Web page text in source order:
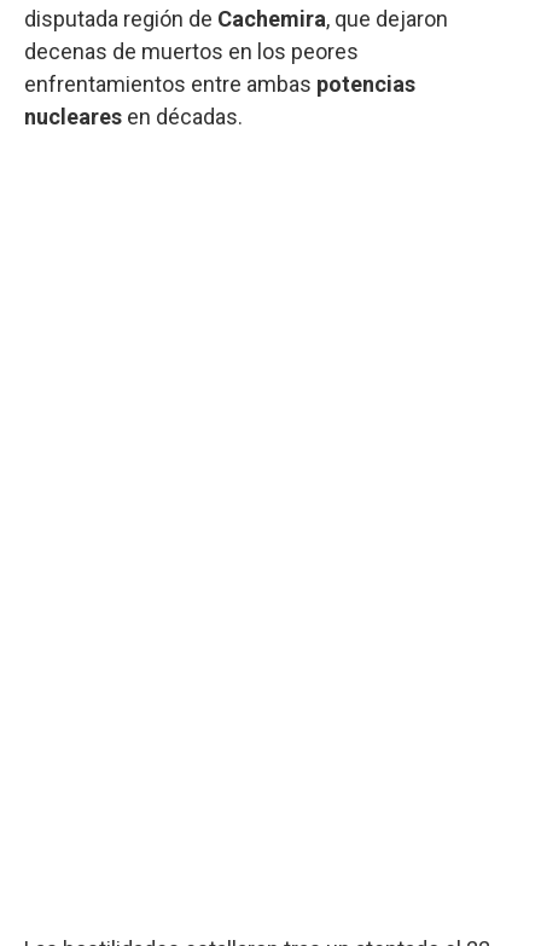
disputada región de Cachemira, que dejaron
decenas de muertos en los peores
enfrentamientos entre ambas potencias
nucleares en décadas.